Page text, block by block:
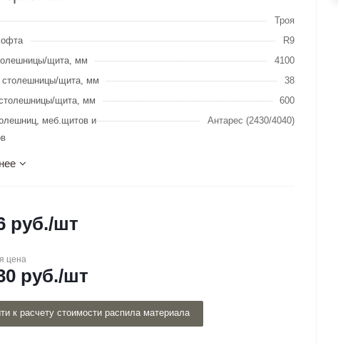
Троя
R9
щита, мм
4100
щита, мм
38
щита, мм
600
меб.щитов и
Антарес (2430/4040)
руб./шт
цена
руб./шт
к расчету стоимости распила материала